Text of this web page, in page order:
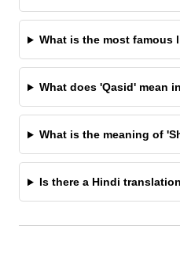
What is the most famous
What does 'Qasid' mean
What is the meaning of
Is there a Hindi